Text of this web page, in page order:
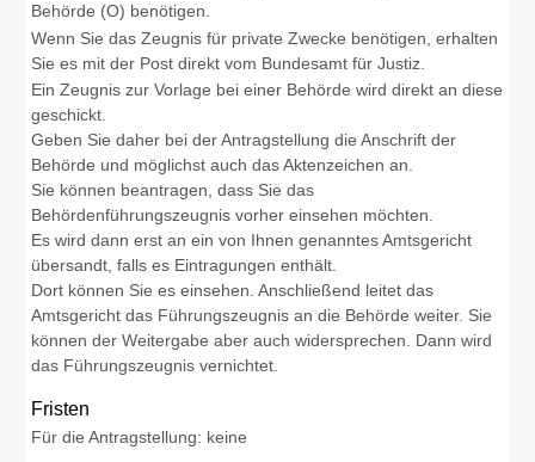
Behörde (O) benötigen.
Wenn Sie das Zeugnis für private Zwecke benötigen, erhalten
Sie es mit der Post direkt vom Bundesamt für Justiz.
Ein Zeugnis zur Vorlage bei einer Behörde wird direkt an diese
geschickt.
Geben Sie daher bei der Antragstellung die Anschrift der
Behörde und möglichst auch das Aktenzeichen an.
Sie können beantragen, dass Sie das
Behördenführungszeugnis vorher einsehen möchten.
Es wird dann erst an ein von Ihnen genanntes Amtsgericht
übersandt, falls es Eintragungen enthält.
Dort können Sie es einsehen. Anschließend leitet das
Amtsgericht das Führungszeugnis an die Behörde weiter. Sie
können der Weitergabe aber auch widersprechen. Dann wird
das Führungszeugnis vernichtet.
Fristen
Für die Antragstellung: keine